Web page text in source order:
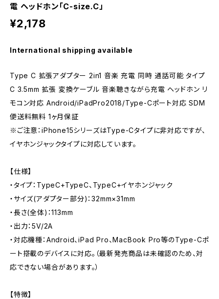
電 ヘッドホン「C-size.C」
¥2,178
International shipping available
Type C 拡張アダプター 2in1 音楽 充電 同時 通話可能 タイプ
C 3.5mm 拡張 変換ケーブル 音楽聴きながら充電 ヘッドホン リ
モコン対応 Android/iPadPro2018/Type-Cポート対応 SDM
便送料無料 1ヶ月保証
※ご注意：iPhone15シリーズはType-Cタイプに非対応ですが、
イヤホンジャックタイプに対応しています。
【仕様】
・タイプ：TypeC+TypeC、TypeC+イヤホンジャック
・サイズ(アダプター部分)：32mm×31mm
・長さ(全体)：113mm
・出力：5V/2A
・対応機種：Android、iPad Pro、MacBook Pro等のType-Cポ
ート搭載のデバイスに対応。（最新発売商品は未確認のため、対
応できない場合があります。）
【特徴】